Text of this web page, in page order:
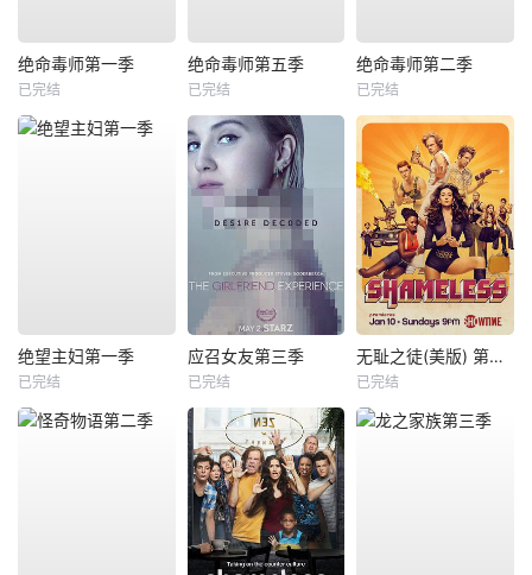
绝命毒师第一季
已完结
绝命毒师第五季
已完结
绝命毒师第二季
已完结
绝望主妇第一季
已完结
应召女友第三季
已完结
无耻之徒(美版) 第六季
已完结